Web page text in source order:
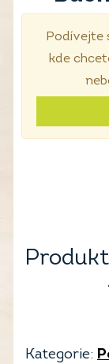
Podívejte
kde
Kategorie: